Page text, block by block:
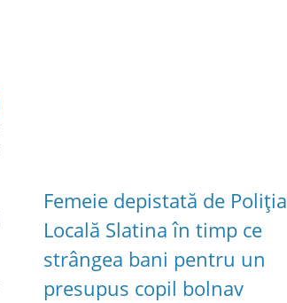
Femeie depistată de Poliția
Locală Slatina în timp ce
strângea bani pentru un
presupus copil bolnav